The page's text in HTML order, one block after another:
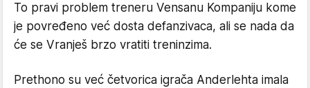
To pravi problem treneru Vensanu Kompaniju kome
je povređeno već dosta defanzivaca, ali se nada da
će se Vranješ brzo vratiti treninzima.
Prethono su već četvorica igrača Anderlehta imala